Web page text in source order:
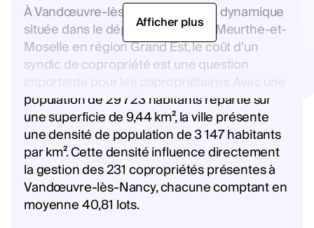
À Vandœuvre-lès-Nancy, une ville dynamique
située dans le département de la Meurthe-et-
Moselle en région Grand Est, le coût d’un
syndic de copropriété est une question
importante pour les copropriétaires. Avec une
population de 29 723 habitants répartie sur
une superficie de 9,44 km², la ville présente
une densité de population de 3 147 habitants
par km². Cette densité influence directement
la gestion des 231 copropriétés présentes à
Vandœuvre-lès-Nancy, chacune comptant en
moyenne 40,81 lots.
Afficher plus